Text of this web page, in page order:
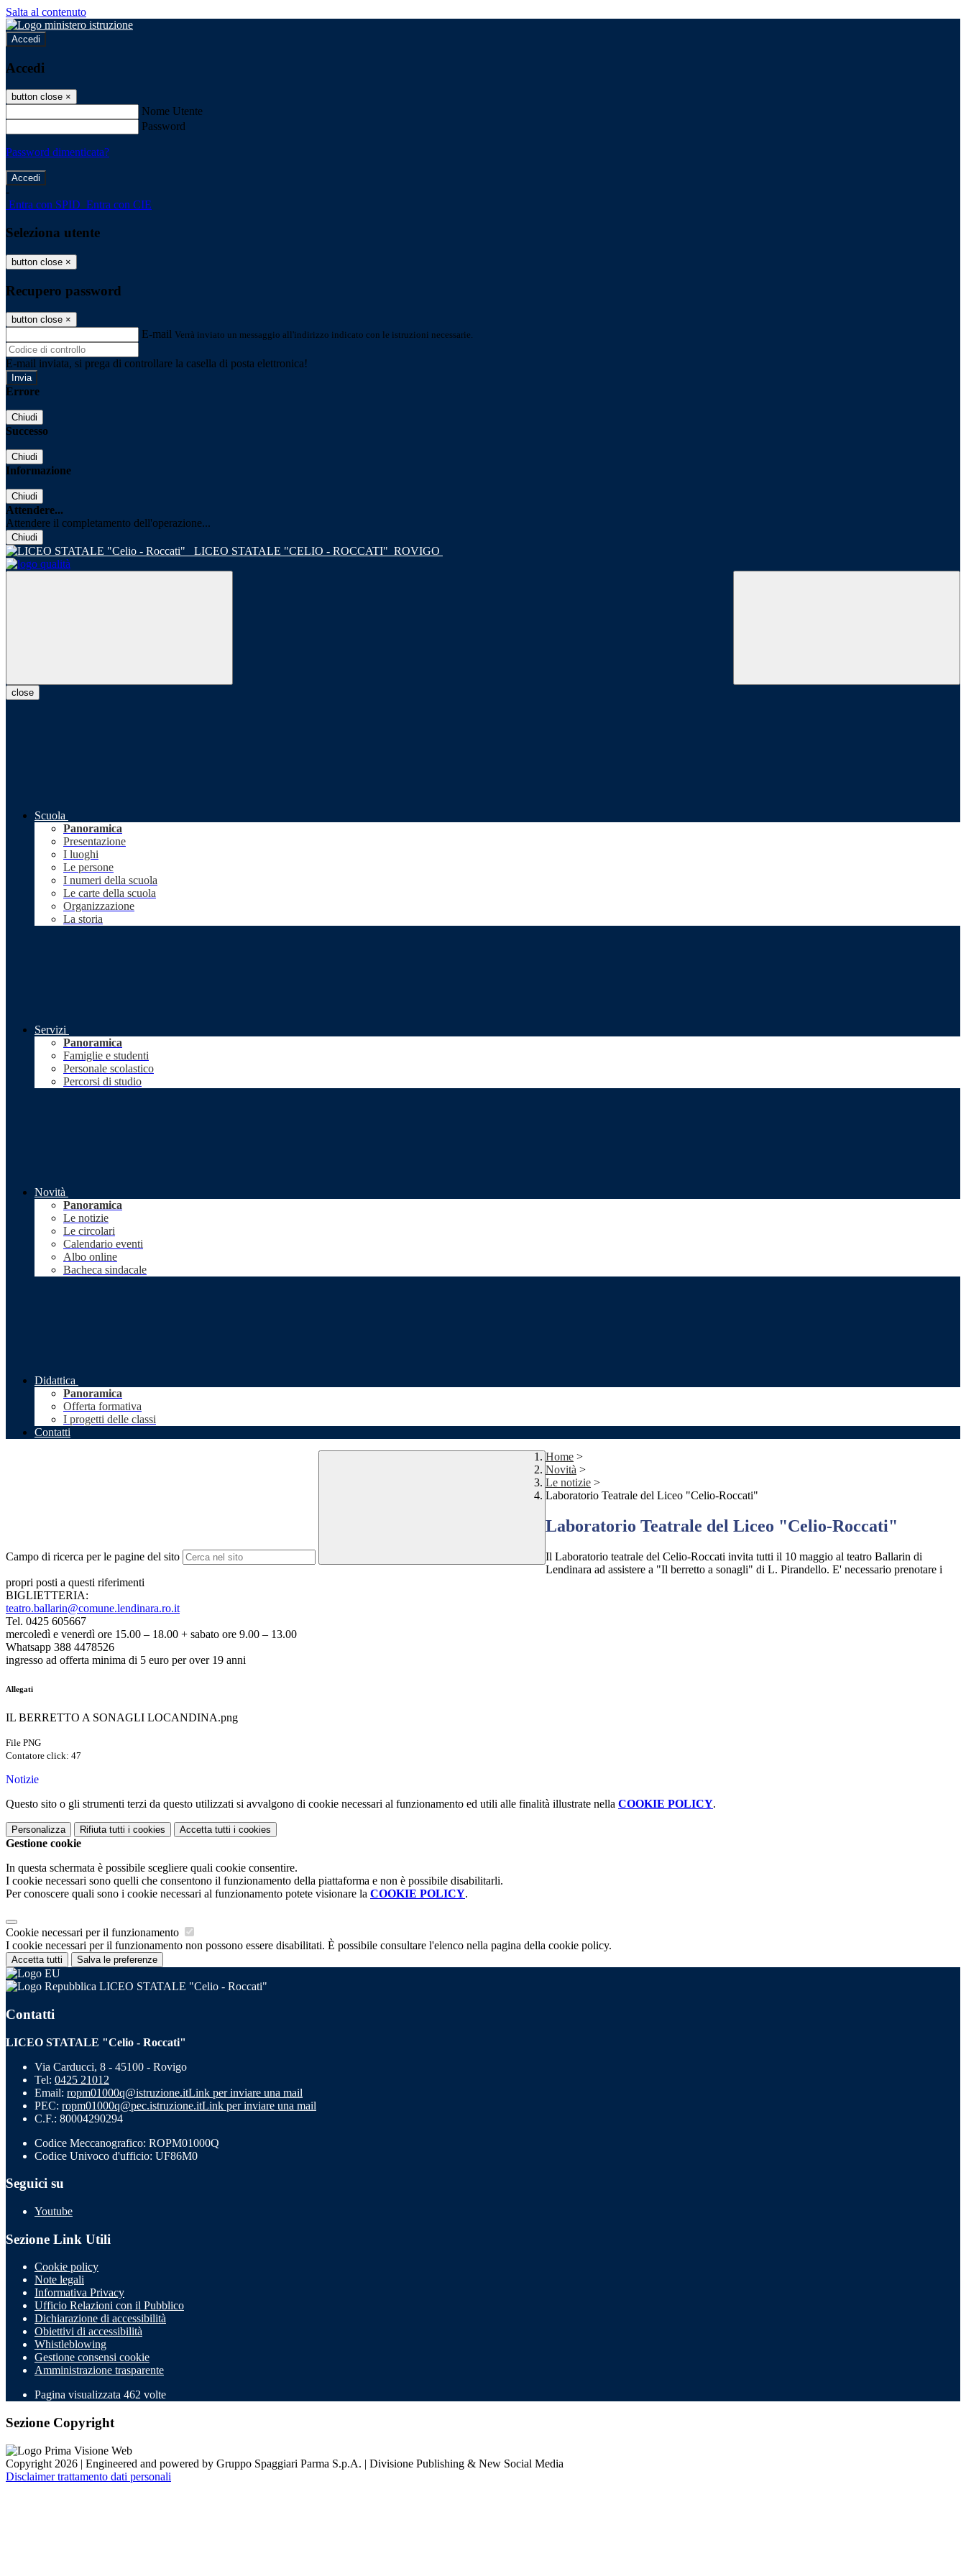
Salta al contenuto
Accedi
Accedi
button close ×
Nome Utente
Password
Password dimenticata?
-
Entra con SPID Entra con CIE
Seleziona utente
button close ×
Recupero password
button close ×
E-mail Verrà inviato un messaggio all'indirizzo indicato con le istruzioni necessarie.
E-mail inviata, si prega di controllare la casella di posta elettronica!
Errore
Chiudi
Successo
Chiudi
Informazione
Chiudi
Attendere...
Attendere il completamento dell'operazione...
Chiudi
LICEO STATALE "CELIO - ROCCATI" ROVIGO
close
Scuola
Panoramica
Presentazione
I luoghi
Le persone
I numeri della scuola
Le carte della scuola
Organizzazione
La storia
Servizi
Panoramica
Famiglie e studenti
Personale scolastico
Percorsi di studio
Novità
Panoramica
Le notizie
Le circolari
Calendario eventi
Albo online
Bacheca sindacale
Didattica
Panoramica
Offerta formativa
I progetti delle classi
Contatti
Campo di ricerca per le pagine del sito
Home >
Novità >
Le notizie >
Laboratorio Teatrale del Liceo "Celio-Roccati"
Laboratorio Teatrale del Liceo "Celio-Roccati"
Il Laboratorio teatrale del Celio-Roccati invita tutti il 10 maggio al teatro Ballarin di
Lendinara ad assistere a "Il berretto a sonagli" di L. Pirandello. E' necessario prenotare i
propri posti a questi riferimenti
BIGLIETTERIA:
teatro.ballarin@comune.lendinara.ro.it
Tel. 0425 605667
mercoledì e venerdì ore 15.00 – 18.00 + sabato ore 9.00 – 13.00
Whatsapp 388 4478526
ingresso ad offerta minima di 5 euro per over 19 anni
Allegati
IL BERRETTO A SONAGLI LOCANDINA.png
File PNG
Contatore click: 47
Notizie
Questo sito o gli strumenti terzi da questo utilizzati si avvalgono di cookie necessari al funzionamento ed utili alle finalità illustrate nella COOKIE POLICY.
Personalizza Rifiuta tutti i cookies Accetta tutti i cookies
Gestione cookie
In questa schermata è possibile scegliere quali cookie consentire.
I cookie necessari sono quelli che consentono il funzionamento della piattaforma e non è possibile disabilitarli.
Per conoscere quali sono i cookie necessari al funzionamento potete visionare la COOKIE POLICY.
Cookie necessari per il funzionamento
I cookie necessari per il funzionamento non possono essere disabilitati. È possibile consultare l'elenco nella pagina della cookie policy.
Accetta tutti Salva le preferenze
LICEO STATALE "Celio - Roccati"
Contatti
LICEO STATALE "Celio - Roccati"
Via Carducci, 8 - 45100 - Rovigo
Tel: 0425 21012
Email: ropm01000q@istruzione.itLink per inviare una mail
PEC: ropm01000q@pec.istruzione.itLink per inviare una mail
C.F.: 80004290294
Codice Meccanografico: ROPM01000Q
Codice Univoco d'ufficio: UF86M0
Seguici su
Youtube
Sezione Link Utili
Cookie policy
Note legali
Informativa Privacy
Ufficio Relazioni con il Pubblico
Dichiarazione di accessibilità
Obiettivi di accessibilità
Whistleblowing
Gestione consensi cookie
Amministrazione trasparente
Pagina visualizzata 462 volte
Sezione Copyright
Copyright 2026 | Engineered and powered by Gruppo Spaggiari Parma S.p.A. | Divisione Publishing & New Social Media
Disclaimer trattamento dati personali